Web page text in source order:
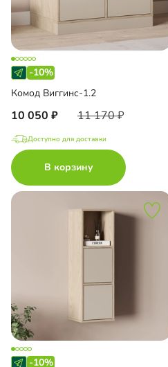
-10%
Комод Виггинс-1.2
10 050 11 170
Доступно для доставки
В корзину
-10%